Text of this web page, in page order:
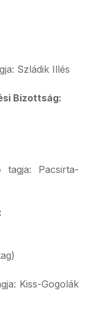
Szládik Illés
Bizottság:
tagja: Pacsirta-
Kiss-Gogolák